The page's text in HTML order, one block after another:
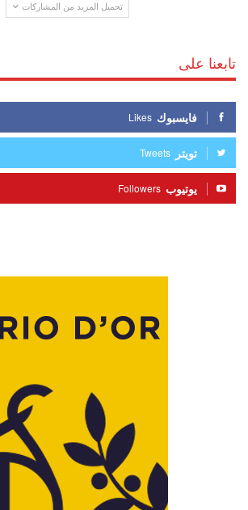
تحميل المزيد من المشاركات
تابعنا على
فايسبوك Likes
تويتر Tweets
يوتيوب Followers